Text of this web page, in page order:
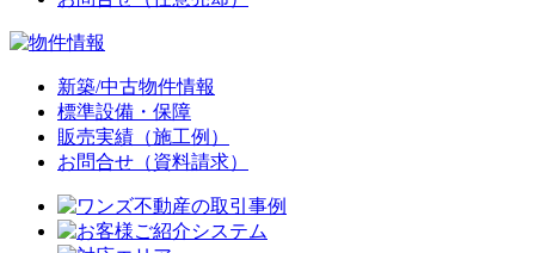
新築/中古物件情報
標準設備・保障
販売実績（施工例）
お問合せ（資料請求）